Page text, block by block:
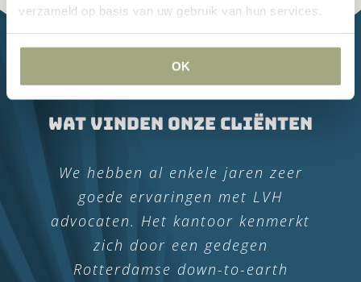
verzameld op basis van uw gebruik van hun services.
OK
Wat vinden onze cliënten
We hebben al enkele jaren zeer
goede ervaringen met LVH
advocaten. Het kantoor kenmerkt
zich door een gedegen
Rotterdamse down-to-earth
In 2019 en 2020 hebben wij LVH
Advocaten benaderd voor een
advies om de zaak op een
zorgvuldige en deskundige wijze te
beëindigen. Dit is volledig op een